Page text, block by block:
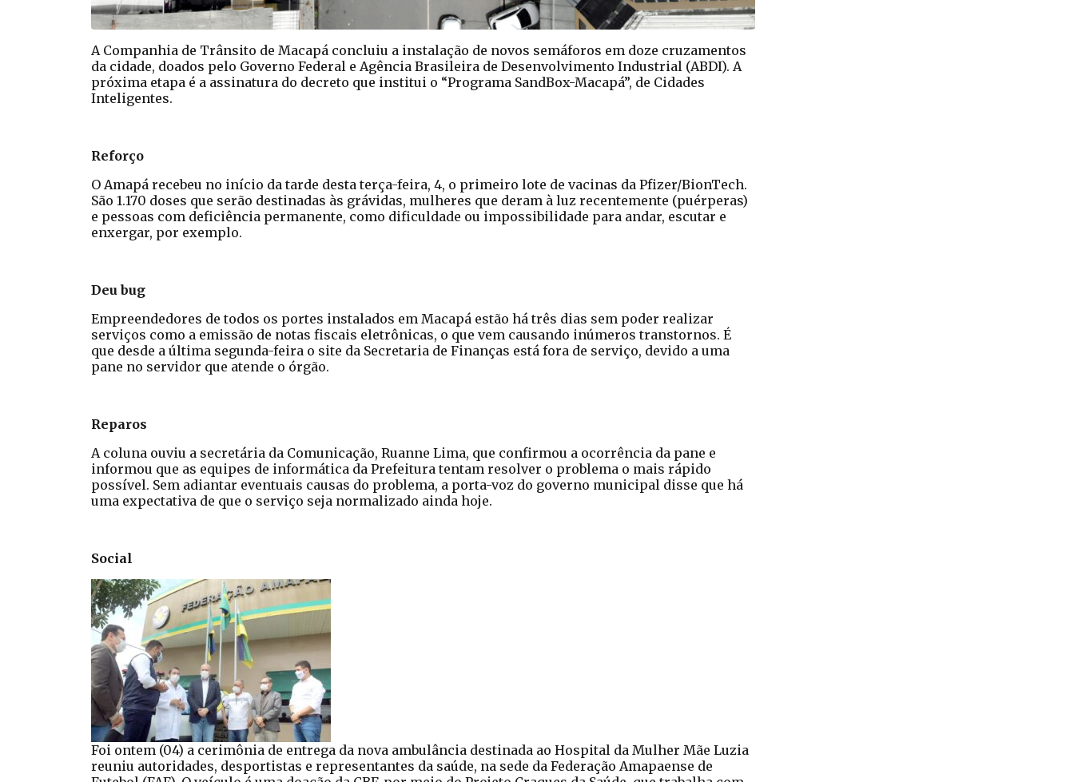
A Companhia de Trânsito de Macapá concluiu a instalação de novos semáforos em doze cruzamentos
da cidade, doados pelo Governo Federal e Agência Brasileira de Desenvolvimento Industrial (ABDI). A
próxima etapa é a assinatura do decreto que institui o “Programa SandBox-Macapá”, de Cidades
Inteligentes.
Reforço
O Amapá recebeu no início da tarde desta terça-feira, 4, o primeiro lote de vacinas da Pfizer/BionTech.
São 1.170 doses que serão destinadas às grávidas, mulheres que deram à luz recentemente (puérperas)
e pessoas com deficiência permanente, como dificuldade ou impossibilidade para andar, escutar e
enxergar, por exemplo.
Deu bug
Empreendedores de todos os portes instalados em Macapá estão há três dias sem poder realizar
serviços como a emissão de notas fiscais eletrônicas, o que vem causando inúmeros transtornos. É
que desde a última segunda-feira o site da Secretaria de Finanças está fora de serviço, devido a uma
pane no servidor que atende o órgão.
Reparos
A coluna ouviu a secretária da Comunicação, Ruanne Lima, que confirmou a ocorrência da pane e
informou que as equipes de informática da Prefeitura tentam resolver o problema o mais rápido
possível. Sem adiantar eventuais causas do problema, a porta-voz do governo municipal disse que há
uma expectativa de que o serviço seja normalizado ainda hoje.
Social
Foi ontem (04) a cerimônia de entrega da nova ambulância destinada ao Hospital da Mulher Mãe Luzia
reuniu autoridades, desportistas e representantes da saúde, na sede da Federação Amapaense de